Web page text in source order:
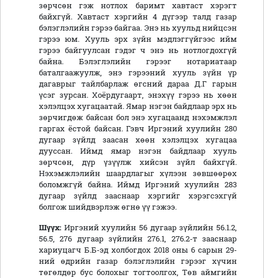
зөрчсөн гэж нотлох баримт хавтаст хэрэгт
байхгүй. Хавтаст хэргийн 4 дүгээр талд газар
бэлэглэлийн гэрээ байгаа. Энэ нь хуульд нийцсэн
гэрээ юм. Хууль эрх зүйн мэдлэггүйгээс ийм
гэрээ байгуулсан гэдэг ч энэ нь нотлогдохгүй
байна. Бэлэглэлийн гэрээг нотариатаар
баталгаажуулж, энэ гэрээний хууль зүйн үр
дагаврыг тайлбарлаж өгсний дараа Д.Г гарын
үсэг зурсан. Хоёрдугаарт, энэхүү гэрээ нь хөөн
хэлэлцэх хугацаатай. Ямар нэгэн байдлаар эрх нь
зөрчигдөж байсан бол энэ хугацаанд нэхэмжлэл
гаргах ёстой байсан. Гэвч Иргэний хуулийн 280
дугаар зүйлд заасан хөөн хэлэлцэх хугацаа
дууссан. Иймд ямар нэгэн байдлаар хууль
зөрчсөн, дүр үзүүлж хийсэн зүйл байхгүй.
Нэхэмжлэлийн шаардлагыг хүлээн зөвшөөрөх
боломжгүй байна. Иймд Иргэний хуулийн 283
дугаар зүйлд зааснаар хэргийг хэрэгсэхгүй
болгож шийдвэрлэж өгнө үү гэжээ.
Шүүх: Иргэний хуулийн 56 дугаар зүйлийн 56.1.2,
56.5, 276 дугаар зүйлийн 276.1, 276.2-т зааснаар
хариуцагч Б.Б-эд холбогдох 2018 оны 6 сарын 29-
ний өдрийн газар бэлэглэлийн гэрээг хүчин
төгөлдөр бус болохыг тогтоолгох, Төв аймгийн